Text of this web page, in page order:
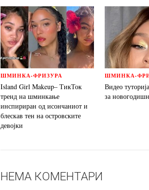
ШМИНКА-ФРИЗУРА
Island Girl Makeup– ТикТок
тренд на шминкање
инспириран од исончаниот и
блескав тен на островските
девојки
ШМИНКА-
Видео
за
НЕМА КОМЕНТАРИ